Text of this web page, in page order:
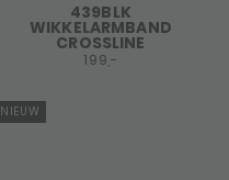
439BLK
WIKKELARMBAND
CROSSLINE
199,-
NIEUW